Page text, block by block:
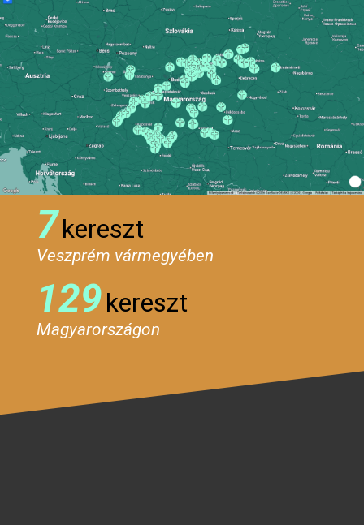
7kereszt
Veszprém vármegyében
129kereszt
Magyarországon